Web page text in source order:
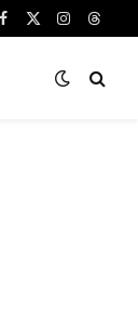
Facebook
X
Instagram